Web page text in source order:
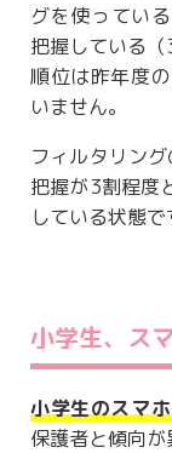
グを使ってい
把握している（
順位は昨年度
いません。
フィルタリン
把握が3割程度
している状態で
小学生、ス
小学生のスマ
保護者と傾向が